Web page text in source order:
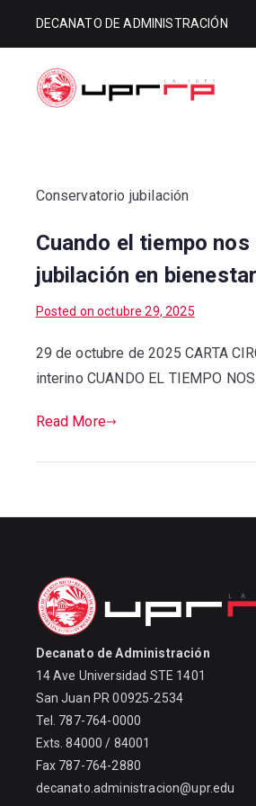
DECANATO DE ADMINISTRACIÓN
Conservatorio jubilación
Cuando el tiempo
jubilación en
Posted onoctubre 29, 2025
29 de octubre de 2025 CARTA
interino CUANDO EL TIEMPO
Read More
Decanato de Administración
14 Ave Universidad STE 1401
San Juan PR 00925-2534
Tel. 787-764-0000
Exts. 84000 / 84001
Fax 787-764-2880
decanato.administracion@upr.edu